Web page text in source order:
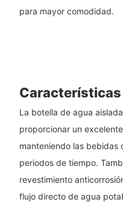
para mayor comodidad.
La botella de agua
proporcionar un
manteniendo las bebidas
periodos de tiempo.
revestimiento
flujo directo de agua